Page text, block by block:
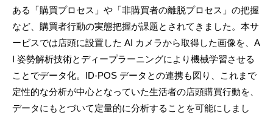
ある「購買プロセス」や「非購買者の離脱プロセス」の把握
など、購買者行動の実態把握が課題とされてきました。本サ
ービスでは店頭に設置した AI カメラから取得した画像を、A
I 姿勢解析技術とディープラーニングにより機械学習させる
ことでデータ化。ID-POS データとの連携も図り、これまで
定性的な分析が中心となっていた生活者の店頭購買行動を、
データにもとづいて定量的に分析することを可能にしまし